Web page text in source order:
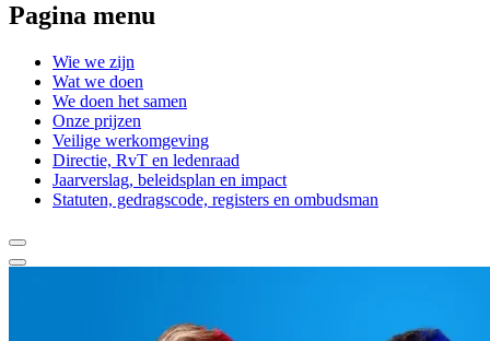
Pagina menu
Wie we zijn
Wat we doen
We doen het samen
Onze prijzen
Veilige werkomgeving
Directie, RvT en ledenraad
Jaarverslag, beleidsplan en impact
Statuten, gedragscode, registers en ombudsman